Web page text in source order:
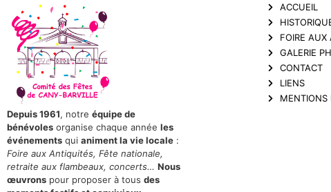
Depuis 1961, notre équipe de
bénévoles organise chaque année les
événements qui animent la vie locale :
Foire aux Antiquités, Fête nationale,
retraite aux flambeaux, concerts… Nous
œuvrons pour proposer à tous des
ACCUEIL
FOIRE AUX
GALERIE
CONTACT
LIENS
MENTIONS